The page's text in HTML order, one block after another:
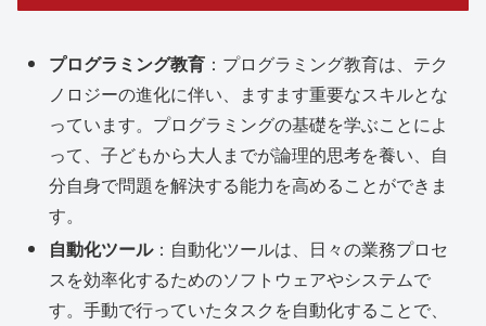
プログラミング教育 ：プログラミング教育は、テク
ノロジーの進化に伴い、ますます重要なスキルとな
っています。プログラミングの基礎を学ぶことによ
って、子どもから大人までが論理的思考を養い、自
分自身で問題を解決する能力を高めることができま
す。
自動化ツール：自動化ツールは、日々の業務プロセ
スを効率化するためのソフトウェアやシステムで
す。手動で行っていたタスクを自動化することで、